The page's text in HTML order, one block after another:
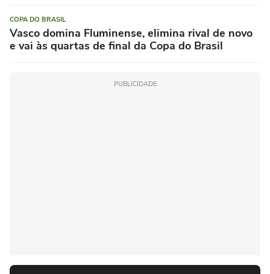
COPA DO BRASIL
Vasco domina Fluminense, elimina rival de novo
e vai às quartas de final da Copa do Brasil
PUBLICIDADE